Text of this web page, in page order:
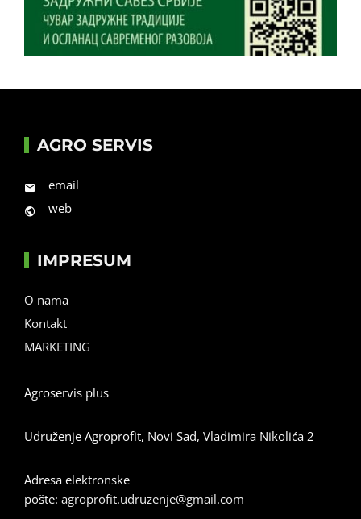
AGRO SERVIS
email
web
IMPRESUM
O nama
Kontakt
MARKETING
Agroservis plus
Udruženje Agroprofit, Novi Sad, Vladimira Nikolića 2
Adresa elektronske
pošte: agroprofit.udruzenje@gmail.com